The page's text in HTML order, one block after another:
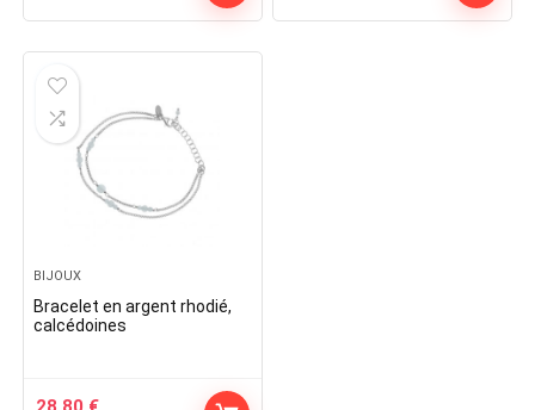
BIJOUX
Bracelet en argent rhodié,
calcédoines